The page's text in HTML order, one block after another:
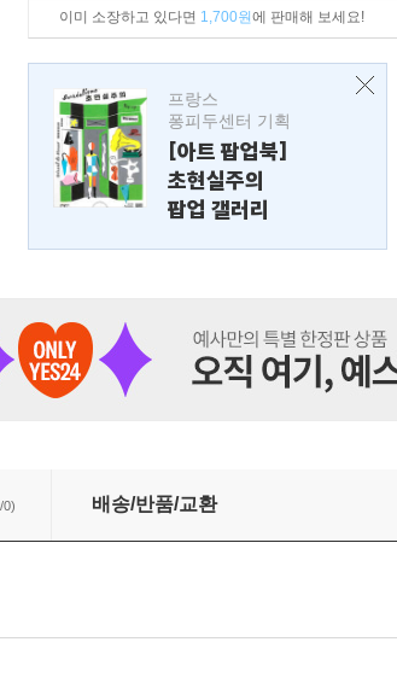
이미 소장하고 있다면 1,700원에 판매해 보세요!
프랑스
퐁피두센터 기획
[아트 팝업북]
초현실주의
팝업 갤러리
0) 배송/반품/교환